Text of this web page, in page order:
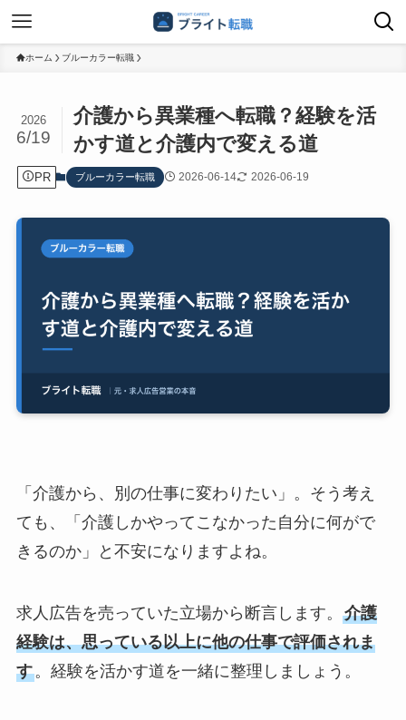
ホーム ブルーカラー転職
介護から異業種へ転職？経験を活
かす道と介護内で変える道
2026
6/19
PR ブルーカラー転職 2026-06-14 2026-06-19
「介護から、別の仕事に変わりたい」。そう考え
ても、「介護しかやってこなかった自分に何がで
きるのか」と不安になりますよね。
求人広告を売っていた立場から断言します。 介護
経験は、思っている以上に他の仕事で評価されま
す。経験を活かす道を一緒に整理しましょう。